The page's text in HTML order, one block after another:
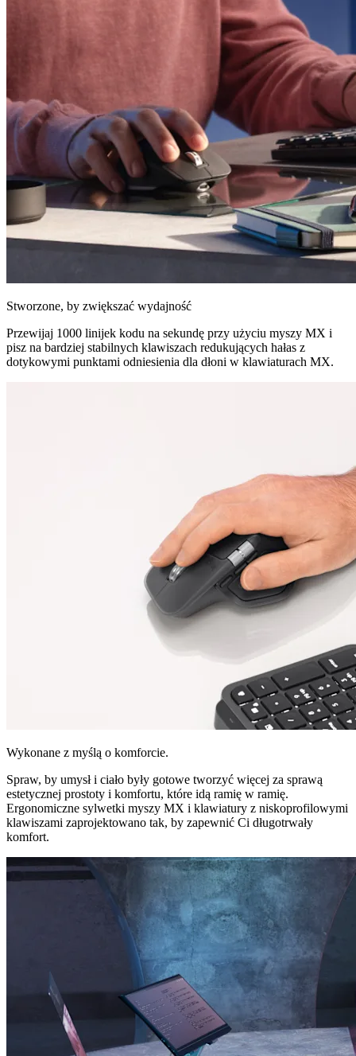
Stworzone, by zwiększać wydajność
Przewijaj 1000 linijek kodu na sekundę przy użyciu myszy MX i
pisz na bardziej stabilnych klawiszach redukujących hałas z
dotykowymi punktami odniesienia dla dłoni w klawiaturach MX.
Wykonane z myślą o komforcie.
Spraw, by umysł i ciało były gotowe tworzyć więcej za sprawą
estetycznej prostoty i komfortu, które idą ramię w ramię.
Ergonomiczne sylwetki myszy MX i klawiatury z niskoprofilowymi
klawiszami zaprojektowano tak, by zapewnić Ci długotrwały
komfort.